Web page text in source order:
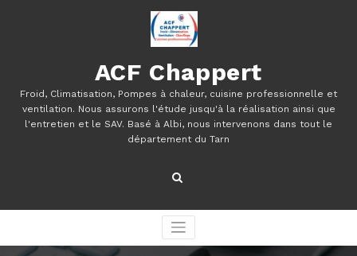
ACF Chappert
Froid, Climatisation, Pompes à chaleur, cuisine professionnelle et
ventilation. Nous assurons l'étude jusqu'à la réalisation ainsi que
l'entretien et le SAV. Basé à Albi, nous intervenons dans tout le
département du Tarn